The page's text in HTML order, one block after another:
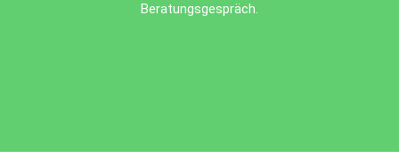
Beratungsgespräch.